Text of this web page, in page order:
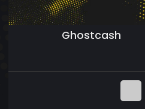
Ghostcash